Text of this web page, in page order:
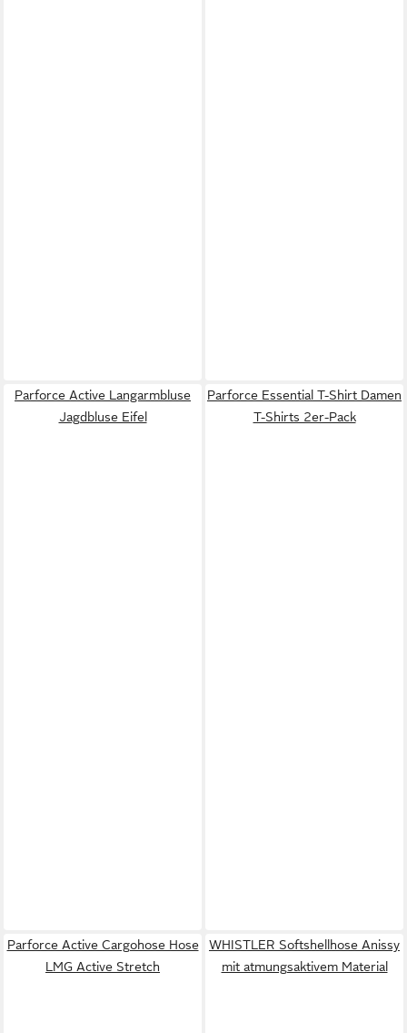
Parforce Active Langarmbluse
Jagdbluse Eifel
Parforce Essential T-Shirt Damen
T-Shirts 2er-Pack
Parforce Active Cargohose Hose
LMG Active Stretch
WHISTLER Softshellhose Anissy
mit atmungsaktivem Material